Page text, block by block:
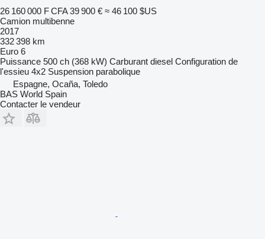
26 160 000 F CFA 39 900 € ≈ 46 100 $US
Camion multibenne
2017
332 398 km
Euro 6
Puissance 500 ch (368 kW) Carburant diesel Configuration de
l'essieu 4x2 Suspension parabolique
Espagne, Ocaña, Toledo
BAS World Spain
Contacter le vendeur